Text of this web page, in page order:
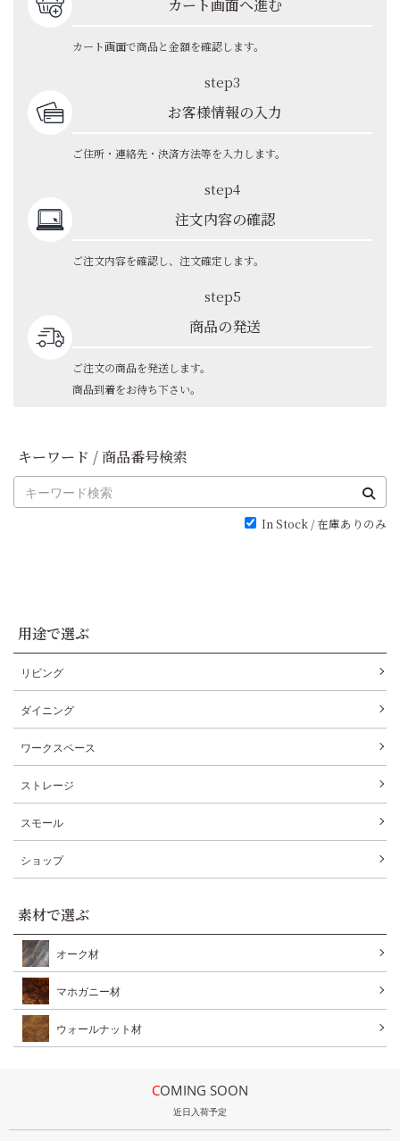
カート画面へ進む
カート画面で商品と金額を確認します。
step3
お客様情報の入力
ご住所・連絡先・決済方法等を入力します。
step4
注文内容の確認
ご注文内容を確認し、注文確定します。
step5
商品の発送
ご注文の商品を発送します。
商品到着をお待ち下さい。
キーワード / 商品番号検索
In Stock / 在庫ありのみ
用途で選ぶ
リビング
ダイニング
ワークスペース
ストレージ
スモール
ショップ
素材で選ぶ
オーク材
マホガニー材
ウォールナット材
COMING SOON
近日入荷予定